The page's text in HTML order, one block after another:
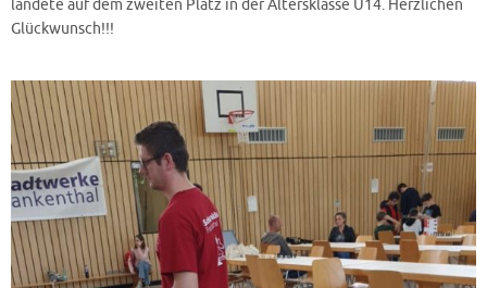
landete auf dem zweiten Platz in der Altersklasse Ü14. Herzlichen
Glückwunsch!!!